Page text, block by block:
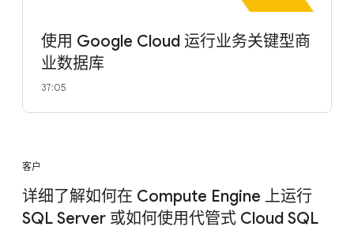
使用 Google Cloud 运行业务关键型商
业数据库
37:05
客户
详细了解如何在 Compute Engine 上运行
SQL Server 或如何使用代管式 Cloud SQL